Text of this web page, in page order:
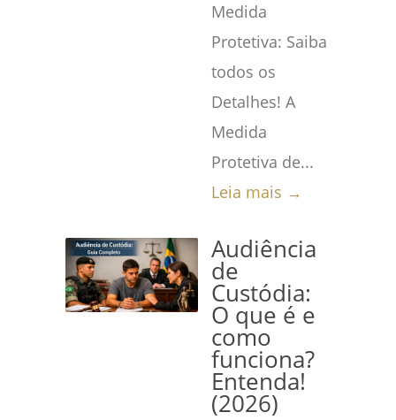
Medida
Protetiva: Saiba
todos os
Detalhes! A
Medida
Protetiva de...
Leia mais →
Audiência
de
Custódia:
O que é e
como
funciona?
Entenda!
(2026)